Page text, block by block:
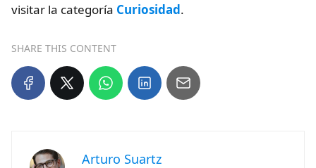
visitar la categoría Curiosidad.
SHARE THIS CONTENT
Arturo Suartz